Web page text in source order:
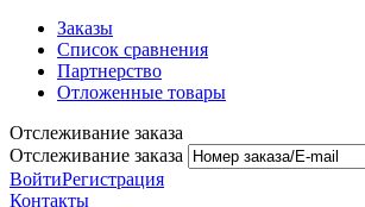
Заказы
Список сравнения
Партнерство
Отложенные товары
Отслеживание заказа
Отслеживание заказа
ВойтиРегистрация
Контакты